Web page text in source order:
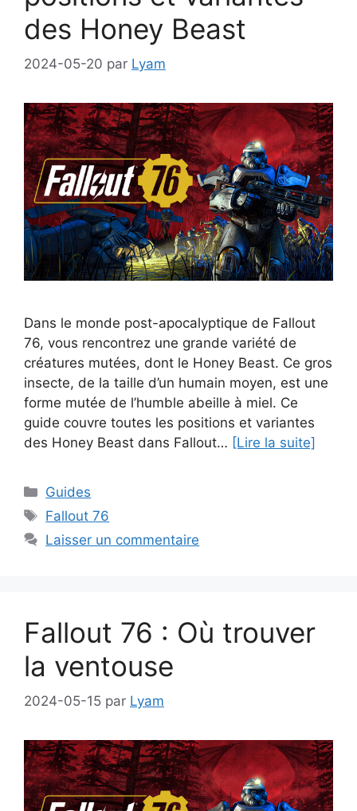
des Honey Beast
2024-05-20 par Lyam
Dans le monde post-apocalyptique de Fallout
76, vous rencontrez une grande variété de
créatures mutées, dont le Honey Beast. Ce gros
insecte, de la taille d’un humain moyen, est une
forme mutée de l’humble abeille à miel. Ce
guide couvre toutes les positions et variantes
des Honey Beast dans Fallout… [Lire la suite]
Catégories
Guides
Étiquettes
Fallout 76
Laisser un commentaire
Fallout 76 : Où trouver
la ventouse
2024-05-15 par Lyam